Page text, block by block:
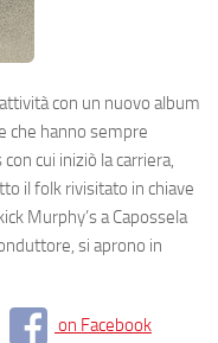
con un nuovo album
che hanno sempre
cui iniziò la carriera,
il folk rivisitato in chiave
Murphy’s a Capossela
si aprono in
on Facebook